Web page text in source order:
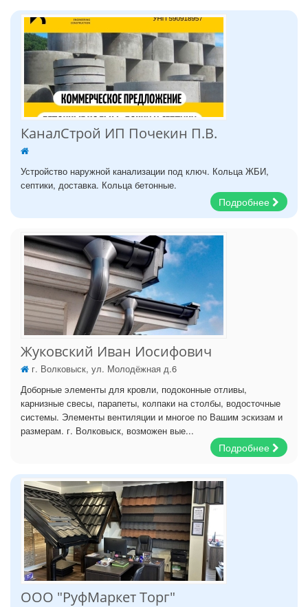
КаналСтрой ИП Почекин П.В.
Устройство наружной канализации под ключ. Кольца ЖБИ,
септики, доставка. Кольца бетонные.
Подробнее
Жуковский Иван Иосифович
г. Волковыск, ул. Молодёжная д.6
Доборные элементы для кровли, подоконные отливы,
карнизные свесы, парапеты, колпаки на столбы, водосточные
системы. Элементы вентиляции и многое по Вашим эскизам и
размерам. г. Волковыск, возможен вые...
Подробнее
ООО "РуфМаркет Торг"